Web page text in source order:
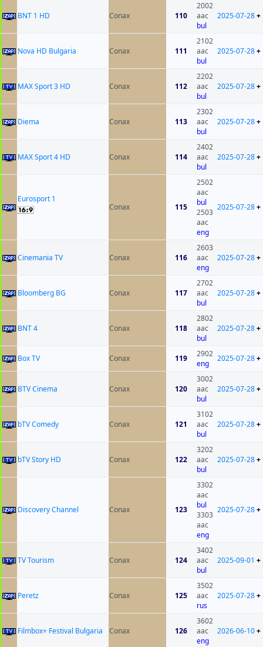
BNT 1 HD Conax 110
2002
aac
bul
2025-07-28+
Nova HD Bulgaria Conax 111
2102
aac
bul
2025-07-28+
MAX Sport 3 HD Conax 112
2202
aac
bul
2025-07-28+
Diema Conax 113
2302
aac
bul
2025-07-28+
MAX Sport 4 HD Conax 114
2402
aac
bul
2025-07-28+
Eurosport 1
Conax
115
2502
aac
bul
2503
aac
eng
2025-07-28+
Cinemania TV Conax 116
2603
aac
eng
2025-07-28+
Bloomberg BG Conax 117
2702
aac
bul
2025-07-28+
BNT 4 Conax 118
2802
aac
bul
2025-07-28+
Box TV Conax 119
2902
eng
2025-07-28+
BTV Cinema Conax 120
3002
aac
bul
2025-07-28+
bTV Comedy Conax 121
3102
aac
bul
2025-07-28+
bTV Story HD Conax 122
3202
aac
bul
2025-07-28+
Discovery Channel Conax 123
3302
aac
bul
3303
aac
eng
2025-07-28+
TV Tourism Conax 124
3402
aac
bul
2025-09-01 +
Peretz Conax 125
3502
aac
rus
2025-07-28+
Filmbox+ Festival Bulgaria Conax 126
3602
aac
eng
2026-06-10+